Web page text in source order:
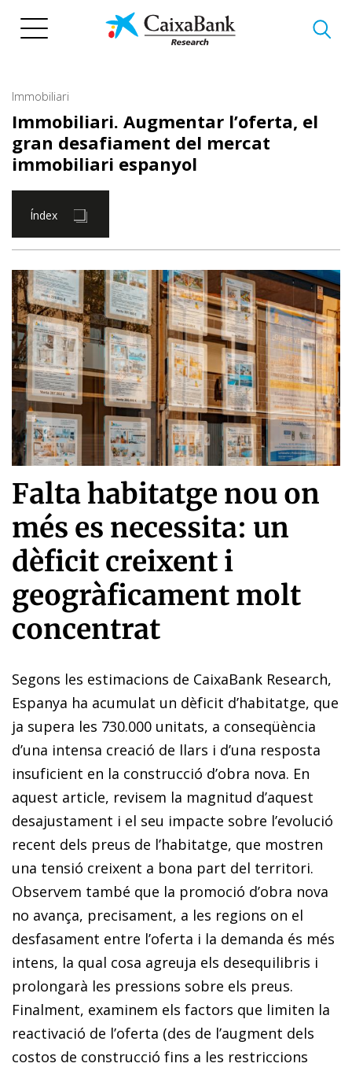
Immobiliari
Immobiliari. Augmentar l’oferta, el
gran desafiament del mercat
immobiliari espanyol
Índex
Falta habitatge nou on
més es necessita: un
dèficit creixent i
geogràficament molt
concentrat
Segons les estimacions de CaixaBank Research,
Espanya ha acumulat un dèficit d’habitatge, que
ja supera les 730.000 unitats, a conseqüència
d’una intensa creació de llars i d’una resposta
insuficient en la construcció d’obra nova. En
aquest article, revisem la magnitud d’aquest
desajustament i el seu impacte sobre l’evolució
recent dels preus de l’habitatge, que mostren
una tensió creixent a bona part del territori.
Observem també que la promoció d’obra nova
no avança, precisament, a les regions on el
desfasament entre l’oferta i la demanda és més
intens, la qual cosa agreuja els desequilibris i
prolongarà les pressions sobre els preus.
Finalment, examinem els factors que limiten la
reactivació de l’oferta (des de l’augment dels
costos de construcció fins a les restriccions